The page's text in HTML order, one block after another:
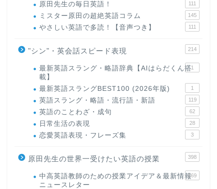
原田先生の毎日英語！ 111
ミスター原田の超絶英語コラム 145
やさしい英語で多読！【音声つき】 111
"シン"・英会話スピード表現 214
最新英語スラング・略語辞典【AIはらだくん搭
載】
1
最新英語スラングBEST100 (2026年版) 1
英語スラング・略語・流行語・新語 119
英語のことわざ・成句 62
日常生活の表現 28
恋愛英語表現・フレーズ集 3
原田先生の世界一受けたい英語の授業 398
中高英語教師のための授業アイデア＆最新情報
ニュースレター
169